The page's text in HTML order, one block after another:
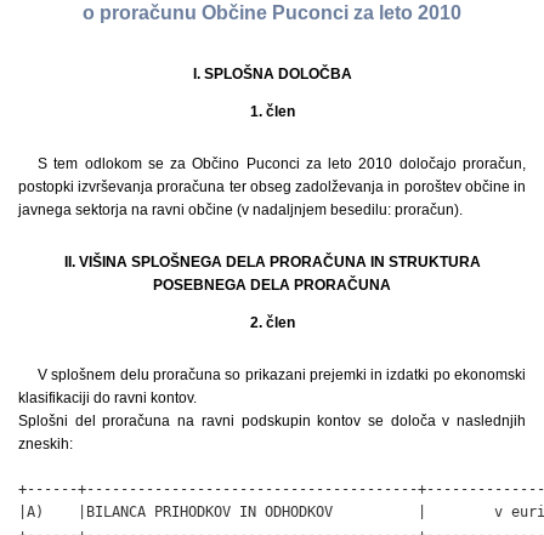
o proračunu Občine Puconci za leto 2010
I. SPLOŠNA DOLOČBA
1. člen
S tem odlokom se za Občino Puconci za leto 2010 določajo proračun,
postopki izvrševanja proračuna ter obseg zadolževanja in poroštev občine in
javnega sektorja na ravni občine (v nadaljnjem besedilu: proračun).
II. VIŠINA SPLOŠNEGA DELA PRORAČUNA IN STRUKTURA
POSEBNEGA DELA PRORAČUNA
2. člen
V splošnem delu proračuna so prikazani prejemki in izdatki po ekonomski
klasifikaciji do ravni kontov.
Splošni del proračuna na ravni podskupin kontov se določa v naslednjih
zneskih:
+------+---------------------------------------+---------------+
|A)    |BILANCA PRIHODKOV IN ODHODKOV          |        v eurih|
+------+---------------------------------------+---------------+
|Skupina/podskupina kontov/konto               |  Proračun leta|
|                                              |           2010|
+------+---------------------------------------+---------------+
|      |I. SKUPAJ PRIHODKI (70+71+72+73+74)    |     13.143.482|
+------+---------------------------------------+---------------+
|      |Tekoči prihodki (70+71)                |      6.478.188|
+------+---------------------------------------+---------------+
|70    |Davčni prihodki                        |      5.016.593|
+------+---------------------------------------+---------------+
|      |700 Davki na dohodek in dobiček        |      4.243.243|
+------+---------------------------------------+---------------+
|      |703 Davki na premoženje                |        294.350|
+------+---------------------------------------+---------------+
|      |704 Domači davki na blago in storitve  |        479.000|
+------+---------------------------------------+---------------+
|71    |Nedavčni prihodki                      |      1.461.595|
+------+---------------------------------------+---------------+
|      |710 Udeležba na dobičku in dohodki od  |        497.795|
|      |premoženja                             |               |
+------+---------------------------------------+---------------+
|      |711 Takse in pristojbine               |          2.000|
+------+---------------------------------------+---------------+
|      |712 Denarne kazni                      |          1.000|
+------+---------------------------------------+---------------+
|      |713 Prihodki od prodaje blaga in       |         40.000|
|      |storitev                               |               |
+------+---------------------------------------+---------------+
|      |714 Drugi nedavčni prihodki            |        920.800|
+------+---------------------------------------+---------------+
|72    |Kapitalski prihodki                    |        102.650|
+------+---------------------------------------+---------------+
|      |720 Prihodki od prodaje osnovnih       |         10.100|
|      |sredstev                               |               |
+------+---------------------------------------+---------------+
|      |722 Prihodki od prodaje zemljišč in    |         92.550|
|      |nematerialnega premoženja              |               |
+------+---------------------------------------+---------------+
|73    |Prejete donacije                       |          5.000|
+------+---------------------------------------+---------------+
|      |730 Prejete donacije iz domačih virov  |          5.000|
+------+---------------------------------------+---------------+
|      |731 Prejete donacije iz tujine         |              –|
+------+---------------------------------------+---------------+
|74    |Transferni prihodki                    |      6.557.644|
+------+---------------------------------------+---------------+
|      |740 Transferni prihodki iz drugih      |      5.990.899|
|      |javnofinančnih institucij              |               |
+------+---------------------------------------+---------------+
|      |741 Prejeta sredstva iz državnega      |        566.745|
|      |proračuna iz sredstev proračuna        |               |
|      |Evropske unije                         |               |
+------+---------------------------------------+---------------+
|      |II. SKUPAJ ODHODKI (40+41+42+43)       |     15.604.483|
+------+---------------------------------------+---------------+
|40    |Tekoči odhodki                         |      4.493.964|
+------+---------------------------------------+---------------+
|      |400 Plače in drugi izdatki zaposlenim  |        349.753|
+------+---------------------------------------+---------------+
|      |401 Prispevki delodajalcev za socialno |         60.928|
|      |varnost                                |               |
+------+---------------------------------------+---------------+
|      |402 Izdatki za blago in storitve       |      1.914.146|
+------+---------------------------------------+---------------+
|      |403 Plačila domačih obresti            |         25.000|
+------+---------------------------------------+---------------+
|      |409 Rezerve                            |      2.144.137|
+------+---------------------------------------+---------------+
|41    |Tekoči transferi                       |      2.511.576|
+------+---------------------------------------+---------------+
|      |410 Subvencije                         |        366.000|
+------+---------------------------------------+---------------+
|      |411 Transferi posameznikom in          |      1.373.700|
|      |gospodinjstvom                         |               |
+------+---------------------------------------+---------------+
|      |412 Transferi neprofitnim organizacijam|        213.198|
|      |in ustanovam                           |               |
+------+---------------------------------------+---------------+
|      |413 Drugi tekoči domači transferi      |        558.678|
+------+---------------------------------------+---------------+
|42    |Investicijski odhodki                  |      8.289.943|
+------+---------------------------------------+---------------+
|      |420 Nakup in gradnja osnovnih sredstev |      8.289.943|
+------+---------------------------------------+---------------+
|43    |Investicijski transferi                |        309.000|
+------+---------------------------------------+---------------+
|      |431 Investicijski transferi pravnim in |         68.000|
|      |fizičnim osebam                        |               |
+------+---------------------------------------+---------------+
|      |432 Investicijski transferi            |        241.000|
|      |proračunskim uporabnikom               |               |
+------+---------------------------------------+---------------+
|      |III. PRORAČUNSKI PRIMANJKLJAJ (I.–II.) |     –2.461.001|
+------+---------------------------------------+---------------+
|B)    |RAČUN FINANČNIH TERJATEV IN NALOŽB     |               |
+------+---------------------------------------+---------------+
|      |IV. PREJETA VRAČILA DNIH POSOJIL IN    |              –|
|      |PRODAJA KAPIUTALSKIH DELEŽEV           |               |
|      |(750+751+752)                          |               |
+------+---------------------------------------+---------------+
|75    |Prejeta vračila danih posojil          |               |
+------+---------------------------------------+---------------+
|      |750 Prejeta vračila danih posojil      |              –|
+------+---------------------------------------+---------------+
|      |751 Prodaja kapitalskih deležev        |              –|
+------+---------------------------------------+---------------+
|      |752 Kupnine iz naslova privatizacije   |              –|
+------+---------------------------------------+---------------+
|      |V. DANA POSOJILA IN POVEČANJE          |          5.000|
|      |KAPITALSKIH DELEŽEV (440+441+442+443)  |               |
+------+---------------------------------------+---------------+
|44    |Dana posojila in povečanje kapitalskega|               |
|      |deleža                                 |               |
+------+---------------------------------------+---------------+
|      |440 Dana posojila                      |          5.000|
+------+---------------------------------------+---------------+
|      |441 Povečanje kapitalskih deležev in   |              –|
|      |naložb                                 |               |
+------+---------------------------------------+---------------+
|      |442 Poraba sredstev kupnin iz naslova  |              –|
|      |privatizacije                          |               |
+------+---------------------------------------+---------------+
|      |443 Povečanje namenskega premoženje v  |               |
|      |javnih skladih in drugih               |               |
+------+---------------------------------------+---------------+
|      |osebah javnega prava, ki imajo         |              –|
|      |premoženje v svoji lasti               |               |
+------+---------------------------------------+---------------+
|      |VI. PREJETA MINUS DANA POSOJILA IN     |         –5.000|
|      |SPREMEMBE KAPITALSKIH DELEŽEV (IV.–V.) |               |
+------+---------------------------------------+---------------+
|C)    |RAČUN FINANCIRANJA                     |               |
+------+---------------------------------------+---------------+
|      |VII. ZADOLŽEVANJE (500)                |      1.200.000|
+------+---------------------------------------+---------------+
|50    |Zadolževanje                           |               |
+------+---------------------------------------+---------------+
|      |500 Domače zadolževanje                |      1.200.000|
+------+---------------------------------------+---------------+
|      |VIII. ODPLAČILA DOLGA (550)            |         34.239|
+------+---------------------------------------+---------------+
|55    |Odplačila dolga                        |               |
+------+---------------------------------------+---------------+
|      |550 Odplačila domačega dolga           |         34.239|
+------+---------------------------------------+---------------+
|      |IX. ZMANJŠANJE SREDSTEV NA RAČUNIH     |